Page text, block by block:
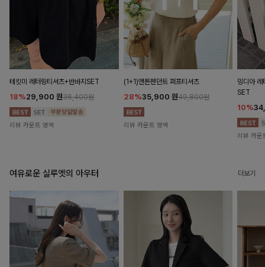
테킷미 레터링티셔츠+반바지SET
18%29,900 원36,400원
리뷰 카운트 영역
(1+1)앤튼펜던트 퍼프티셔츠
28%35,900 원49,800원
리뷰 카운트 영역
밍디아 레
SET
10%
리뷰 카운
여유로운 실루엣의 아우터 더보기